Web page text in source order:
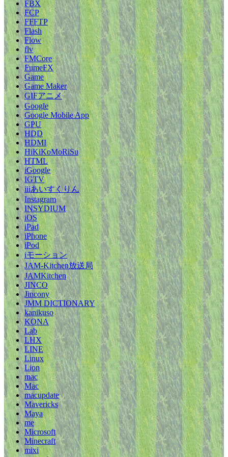
FBX
FCP
FFFTP
Flash
Flow
flv
FMCore
FumeFX
Game
Game Maker
GIFアニメ
Google
Google Mobile App
GPU
HDD
HDMI
HiKiKoMoRiSu
HTML
iGoogle
IGTV
iiiあいすくりん
Instagram
INSYDIUM
iOS
iPad
iPhone
iPod
iモーション
JAM-Kitchen放送局
JAMKitchen
JINCO
Jincony
JMM DICTIONARY
kanikuso
KONA
Lab
LHX
LINE
Linux
Lion
mac
Mac
macupdate
Mavericks
Maya
me
Microsoft
Minecraft
mixi